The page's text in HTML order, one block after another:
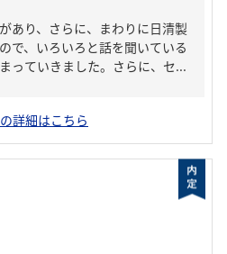
あり、さらに、まわりに日清製
で、いろいろと話を聞いている
っていきました。さらに、セ...
詳細はこちら